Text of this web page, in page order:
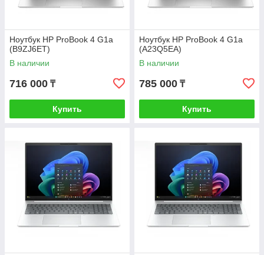
Ноутбук HP ProBook 4 G1a
(B9ZJ6ET)
В наличии
716 000 ₸
Купить
Ноутбук HP ProBook 4 G1a
(A23Q5EA)
В наличии
785 000 ₸
Купить